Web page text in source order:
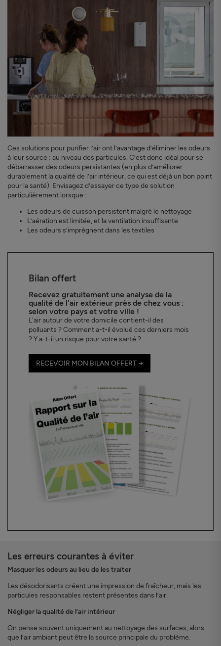
Ces solutions pour purifier l’air ont l’avantage d’éliminer les odeurs
à leur source : au niveau des particules. C’est donc idéal pour se
débarrasser des odeurs persistantes (en plus d’améliorer
durablement la qualité de l’air intérieur, ce qui est déjà un bon point
pour la santé). Envisagez d’essayer ce type de solution
particulièrement lorsque :
Les odeurs de cuisson persistent malgré le nettoyage
L’aération est limitée, et la ventilation insuffisante
Les odeurs s’imprègnent dans les textiles
Bilan offert
Recevez gratuitement une analyse de la
qualité de l'air extérieur près de chez vous :
selon votre pays et votre ville !
L'air autour de votre domicile contient-il des
polluants ? Comment a-t-il évolué ces derniers mois
? Y a-t-il un risque pour votre santé ?
RECEVOIR MON BILAN OFFERT →
Les erreurs courantes à éviter
Masquer les odeurs au lieu de les traiter
Les désodorisants créent une impression de fraîcheur, mais les
particules responsables restent présentes dans l’air.
Négliger la qualité de l’air intérieur
On pense souvent uniquement au nettoyage des surfaces, alors
que l’air ambiant peut être la source principale du problème.